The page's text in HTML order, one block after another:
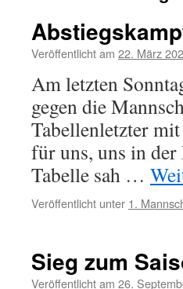
Veröffentlicht am 22. März
Am letzten
gegen die
Tabellenletzter
für uns, uns in
Tabelle sah …
Veröffentlicht unter 1.
Sieg zum
Veröffentlicht am 26.